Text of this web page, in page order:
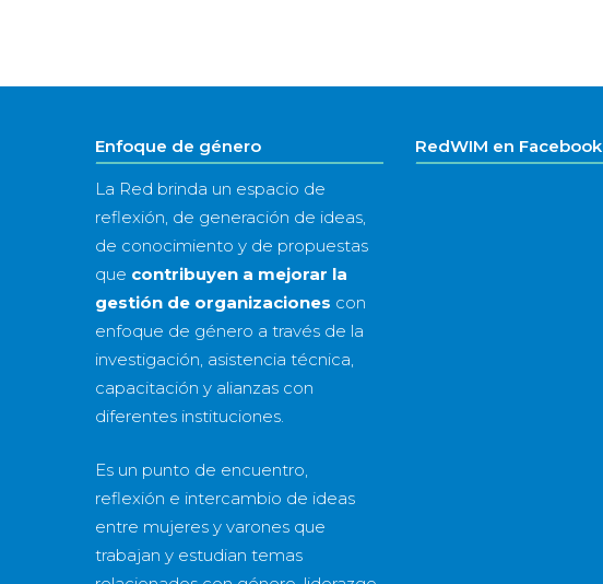
Enfoque de género
La Red brinda un espacio de
reflexión, de generación de ideas,
de conocimiento y de propuestas
que contribuyen a mejorar la
gestión de organizaciones con
enfoque de género a través de la
investigación, asistencia técnica,
capacitación y alianzas con
diferentes instituciones.
Es un punto de encuentro,
reflexión e intercambio de ideas
entre mujeres y varones que
trabajan y estudian temas
RedWIM en Facebook